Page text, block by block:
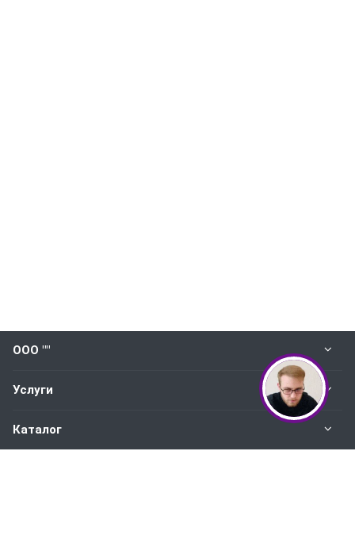
ООО ""
Услуги
Каталог